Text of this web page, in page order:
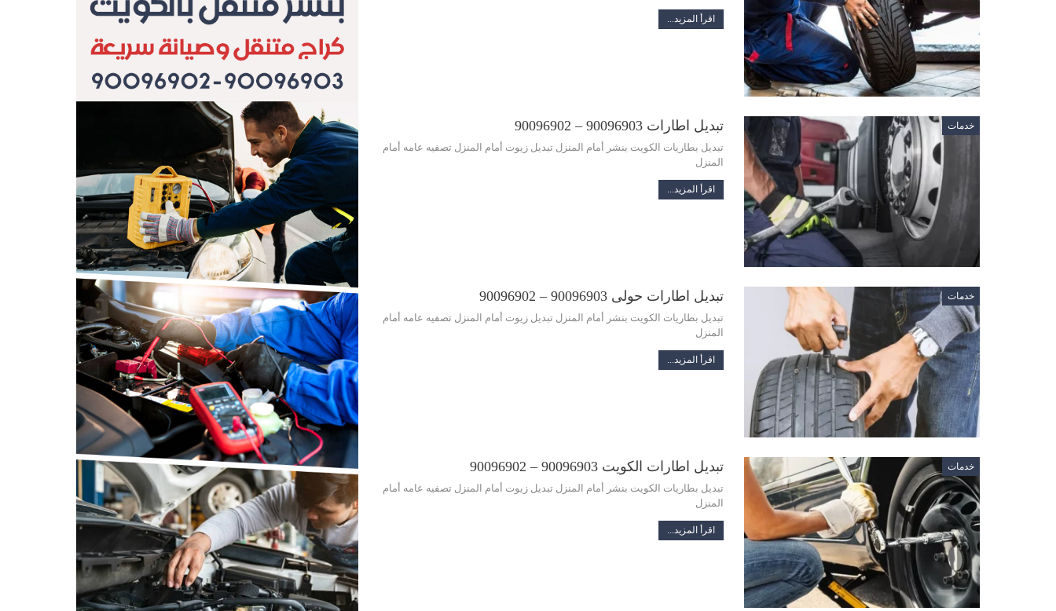
اقرأ المزيد...
خدمات تبديل اطارات 90096903 – 90096902
تبديل بطاريات الكويت بنشر أمام المنزل تبديل زيوت أمام المنزل تصفيه عامه أمام
المنزل
اقرأ المزيد...
خدمات تبديل اطارات حولى 90096903 – 90096902
تبديل بطاريات الكويت بنشر أمام المنزل تبديل زيوت أمام المنزل تصفيه عامه أمام
المنزل
اقرأ المزيد...
خدمات تبديل اطارات الكويت 90096903 – 90096902
تبديل بطاريات الكويت بنشر أمام المنزل تبديل زيوت أمام المنزل تصفيه عامه أمام
المنزل
اقرأ المزيد...